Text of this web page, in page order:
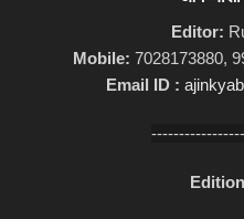
Editor:
Mobile: 7028173880,
Email ID :